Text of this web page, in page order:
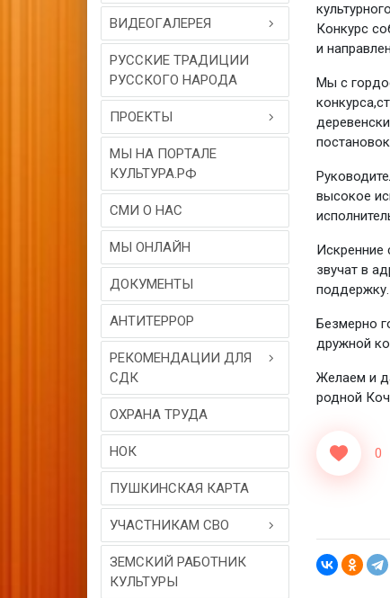
ВИДЕОГAЛЕРЕЯ
РУССКИЕ ТРАДИЦИИ
РУССКОГО НАРОДА
ПРОЕКТЫ
МЫ НА ПОРТАЛЕ
КУЛЬТУРА.РФ
СМИ О НАС
МЫ ОНЛАЙН
ДОКУМЕНТЫ
АНТИТЕРРОР
РЕКОМЕНДАЦИИ ДЛЯ
СДК
ОХРАНА ТРУДА
НОК
ПУШКИНСКАЯ КАРТА
УЧАСТНИКАМ СВО
ЗЕМСКИЙ РАБОТНИК
КУЛЬТУРЫ
Конкурс
и
Мы с
высокое
Искренние
звучат в
поддержку.
Безмерно
дружной
Желаем и
родной
0